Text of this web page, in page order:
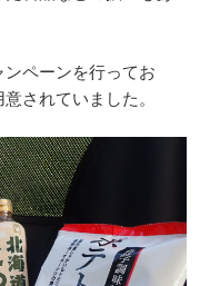
ペーンを行ってお
されていました。